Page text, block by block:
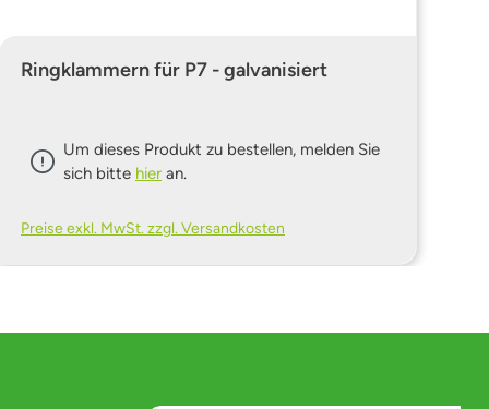
Ringklammern für P7 - galvanisiert
Um dieses Produkt zu bestellen, melden Sie
sich bitte hier an.
Preise exkl. MwSt. zzgl. Versandkosten